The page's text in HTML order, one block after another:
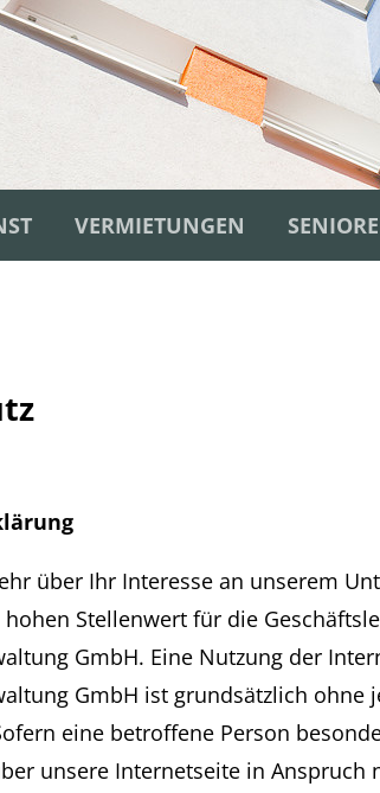
VERMIETUNGEN
über Ihr Interesse an unserem
Stellenwert für die
GmbH. Eine Nutzung der
GmbH ist grundsätzlich ohne
eine betroffene Person
unsere Internetseite in Anspruch